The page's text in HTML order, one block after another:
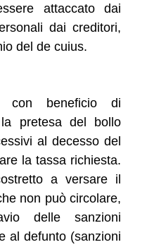
attaccato dai
dai creditori,
del de cuius.
con beneficio di
pretesa del bollo
al decesso del
la tassa richiesta.
a versare il
non può circolare,
delle sanzioni
al defunto (sanzioni